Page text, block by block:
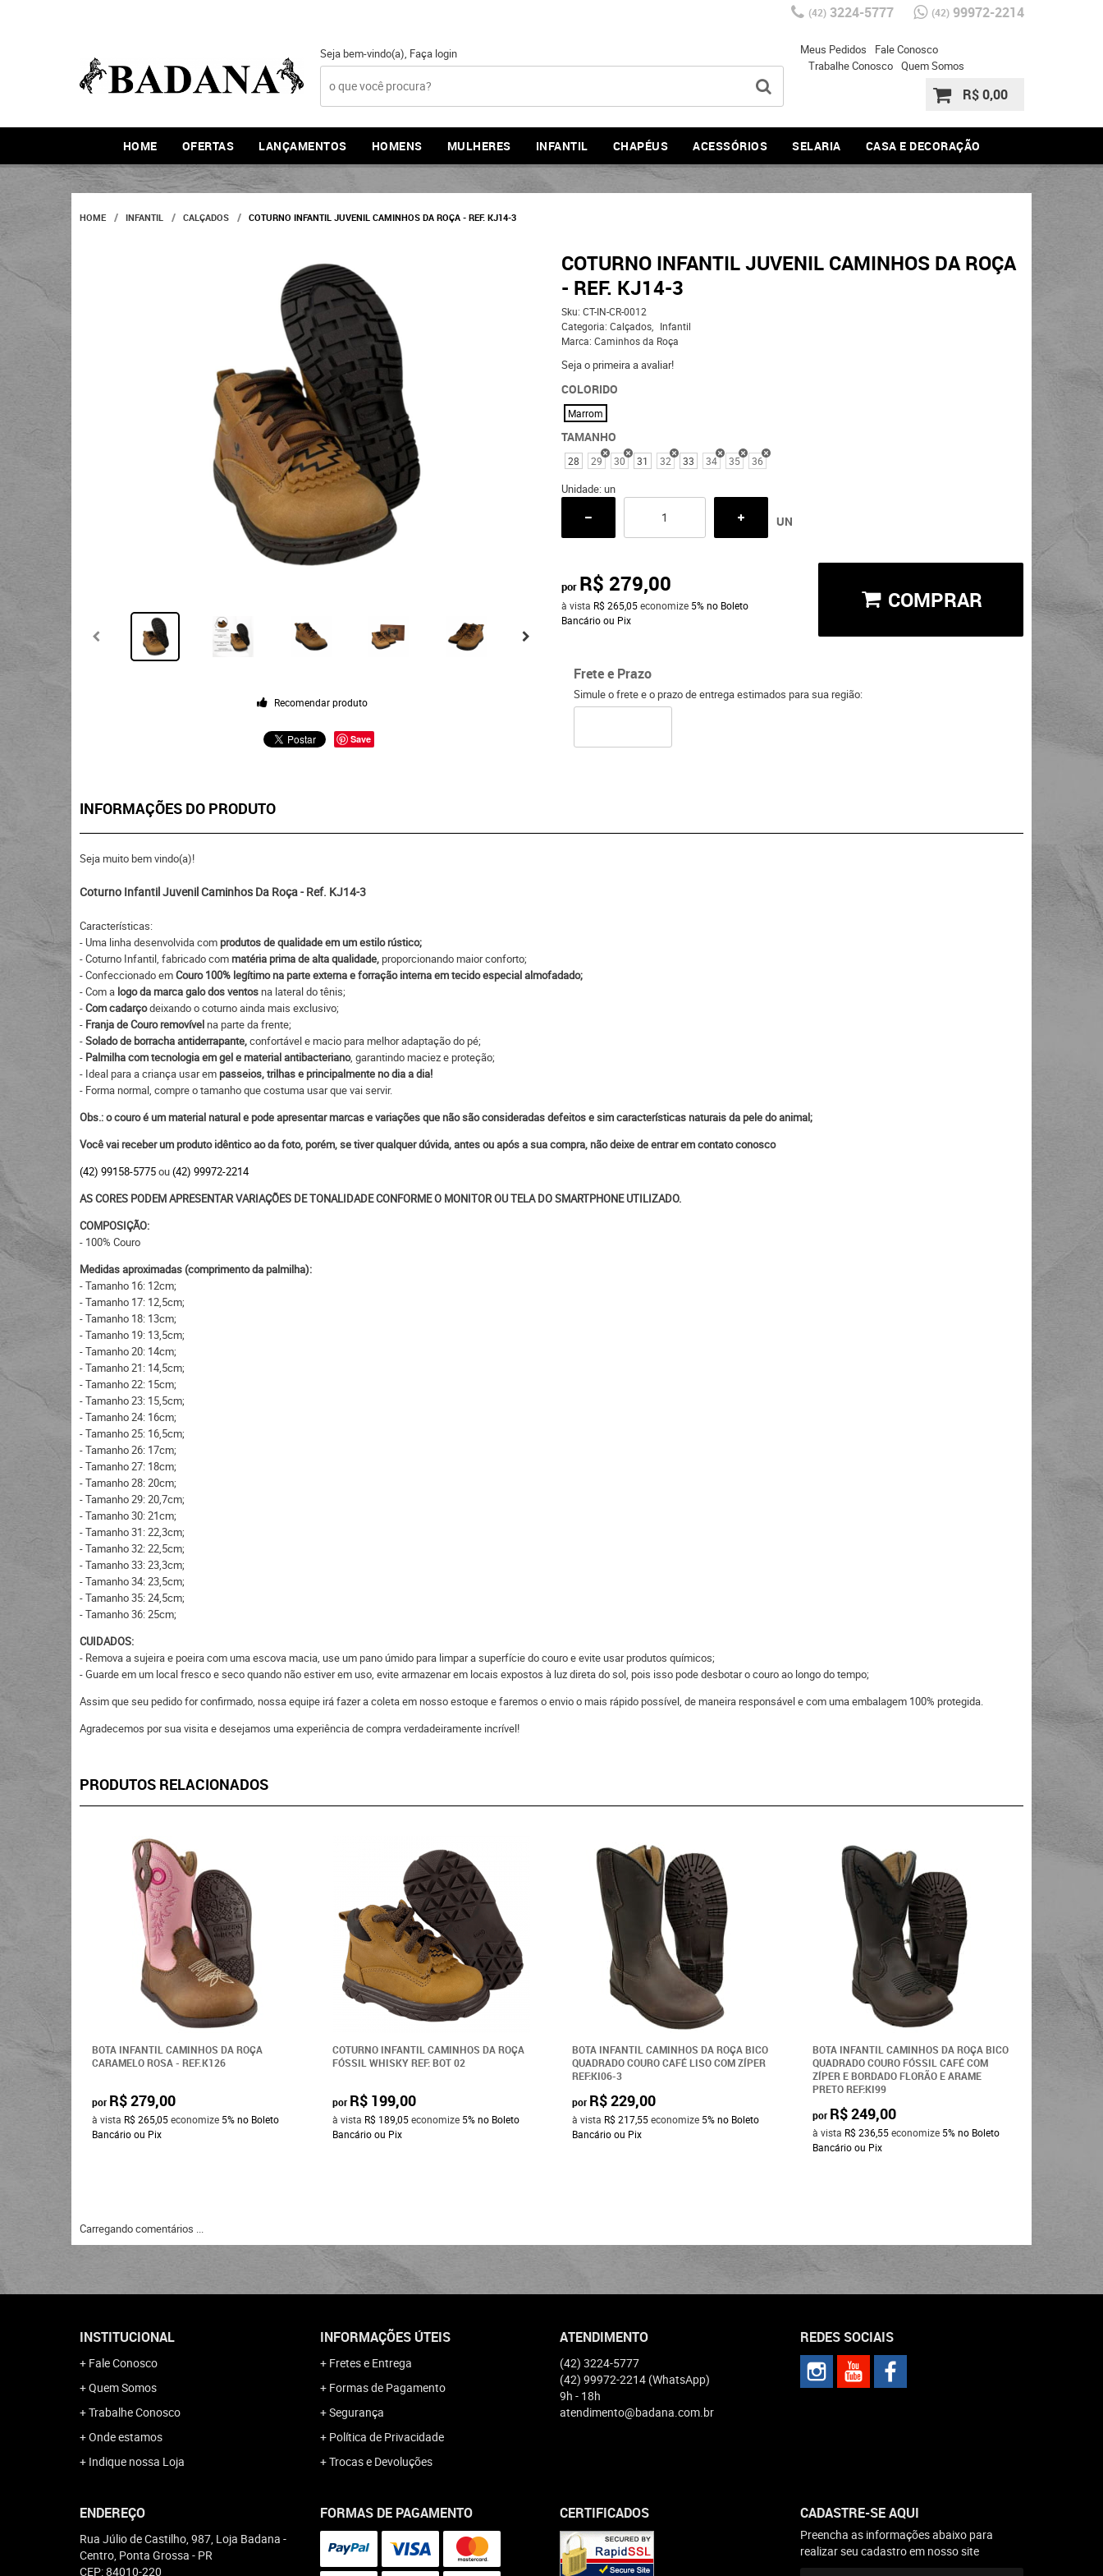
(42)3224-5777 (42)99972-2214
Seja bem-vindo(a), Faça login Meus Pedidos
Fale Conosco
Trabalhe Conosco Quem Somos
R$ 0,00
HOME OFERTAS LANÇAMENTOS HOMENS MULHERES INFANTIL CHAPÉUS ACESSÓRIOS SELARIA CASA E DECORAÇÃO
HOME INFANTIL CALÇADOS COTURNO INFANTIL JUVENIL CAMINHOS DA ROÇA - REF. KJ14-3
Recomendar produto
Save
COTURNO INFANTIL JUVENIL CAMINHOS DA ROÇA
- REF. KJ14-3
Sku: CT-IN-CR-0012
Categoria: Calçados
Infantil
Marca: Caminhos da Roça
Seja o primeira a avaliar!
COLORIDO
Marrom
TAMANHO
28 29 30 31 32 33 34 35 36
Unidade: un
UN
por R$ 279,00
à vista R$ 265,05economize 5% no Boleto
Bancário ou Pix
COMPRAR
Frete e Prazo
Simule o frete e o prazo de entrega estimados para sua região:
INFORMAÇÕES DO PRODUTO
Seja muito bem vindo(a)!
Coturno Infantil Juvenil Caminhos Da Roça - Ref. KJ14-3
Características:
- Uma linha desenvolvida com produtos de qualidade em um estilo rústico;
- Coturno Infantil, fabricado commatéria prima de alta qualidade, proporcionando maior conforto;
- Confeccionado emCouro 100% legítimo na parte externa e forração interna em tecido especial almofadado;
- Com a logo da marca galo dos ventos na lateral do tênis;
-Com cadarçodeixando o coturno ainda mais exclusivo;
- Franja de Couro removível na parte da frente;
-Solado de borracha antiderrapante,confortável e macio para melhor adaptação do pé;
- Palmilha com tecnologia em gel e material antibacteriano, garantindo maciez e proteção;
- Ideal para a criança usar em passeios, trilhas e principalmente no dia a dia!
- Forma normal, compre o tamanho que costuma usar que vai servir.
Obs.: o couro é um material natural e pode apresentar marcas e variações que não são consideradas defeitos e sim características naturais da pele do animal;
Você vai receber um produto idêntico ao da foto, porém, se tiver qualquer dúvida, antes ou após a sua compra, não deixe de entrar em contato conosco
(42) 99158-5775ou(42) 99972-2214
AS CORES PODEM APRESENTAR VARIAÇÕES DE TONALIDADE CONFORME O MONITOR OU TELA DO SMARTPHONE UTILIZADO.
COMPOSIÇÃO:
- 100% Couro
Medidas aproximadas (comprimento da palmilha):
- Tamanho 16: 12cm;
- Tamanho 17: 12,5cm;
- Tamanho 18: 13cm;
- Tamanho 19: 13,5cm;
- Tamanho 20: 14cm;
- Tamanho 21: 14,5cm;
- Tamanho 22: 15cm;
- Tamanho 23: 15,5cm;
- Tamanho 24: 16cm;
- Tamanho 25: 16,5cm;
- Tamanho 26: 17cm;
- Tamanho 27: 18cm;
- Tamanho 28: 20cm;
- Tamanho 29: 20,7cm;
- Tamanho 30: 21cm;
- Tamanho 31: 22,3cm;
- Tamanho 32: 22,5cm;
- Tamanho 33: 23,3cm;
- Tamanho 34: 23,5cm;
- Tamanho 35: 24,5cm;
- Tamanho 36: 25cm;
CUIDADOS:
- Remova a sujeira e poeira com uma escova macia, use um pano úmido para limpar a superfície do couro e evite usar produtos químicos;
- Guarde em um local fresco e seco quando não estiver em uso, evite armazenar em locais expostos à luz direta do sol, pois isso pode desbotar o couro ao longo do tempo;
Assim que seu pedido for confirmado, nossa equipe irá fazer a coleta em nosso estoque e faremos o envio o mais rápido possível, de maneira responsável e com uma embalagem 100% protegida.
Agradecemos por sua visita e desejamos uma experiência de compra verdadeiramente incrível!
PRODUTOS RELACIONADOS
BOTA INFANTIL CAMINHOS DA ROÇA
CARAMELO ROSA - REF.K126
por R$ 279,00
à vista R$ 265,05economize 5%no Boleto
Bancário ou Pix
COTURNO INFANTIL CAMINHOS DA ROÇA
FÓSSIL WHISKY REF: BOT 02
por R$ 199,00
à vista R$ 189,05economize 5% no Boleto
Bancário ou Pix
BOTA INFANTIL CAMINHOS DA ROÇA BICO
QUADRADO COURO CAFÉ LISO COM ZÍPER
REF:KI06-3
por R$ 229,00
à vista R$ 217,55economize 5%no Boleto
Bancário ou Pix
BOTA INFANTIL CAMINHOS DA ROÇA BICO
QUADRADO COURO FÓSSIL CAFÉ COM
ZÍPER E BORDADO FLORÃO E ARAME
PRETO REF:KI99
por R$ 249,00
à vista R$ 236,55economize 5% no Boleto
Bancário ou Pix
BOOTS
Carregando comentários ...
INSTITUCIONAL
Fale Conosco
Quem Somos
Trabalhe Conosco
Onde estamos
Indique nossa Loja
INFORMAÇÕES ÚTEIS
Fretes e Entrega
Formas de Pagamento
Segurança
Política de Privacidade
Trocas e Devoluções
ATENDIMENTO
(42) 3224-5777
(42) 99972-2214 (WhatsApp)
9h - 18h
atendimento@badana.com.br
REDES SOCIAIS
ENDEREÇO
Rua Júlio de Castilho, 987, Loja Badana -
Centro, Ponta Grossa - PR
CEP: 84010-220
FORMAS DE PAGAMENTO CERTIFICADOS CADASTRE-SE AQUI
Preencha as informações abaixo para
realizar seu cadastro em nosso site